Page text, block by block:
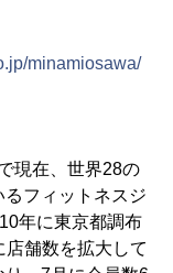
minamiosawa/
現在、世界28の
フィットネスジ
年に東京都調布
舗数を拡大して